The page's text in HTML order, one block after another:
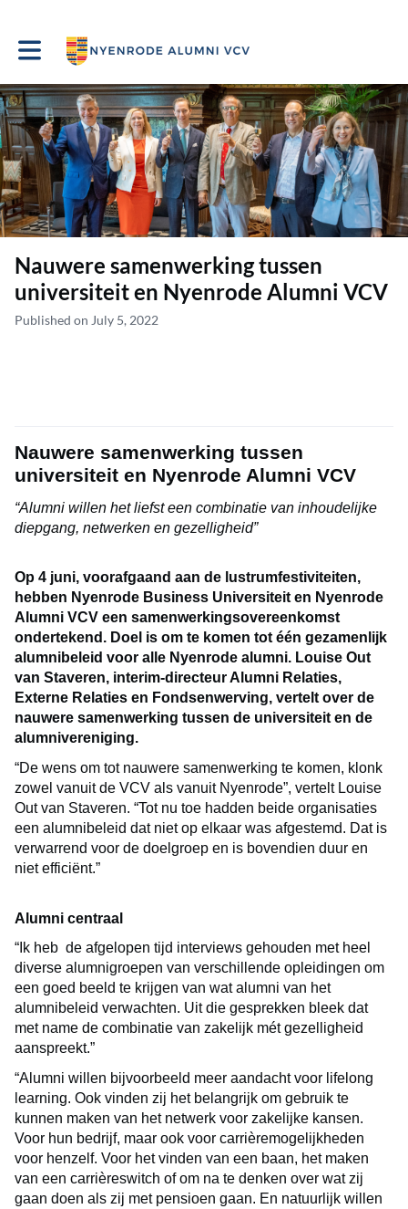
Toggle main navigation
Nauwere samenwerking tussen
universiteit en Nyenrode Alumni VCV
Published on July 5, 2022
Nauwere samenwerking tussen
universiteit en Nyenrode Alumni VCV
“Alumni willen het liefst een combinatie van inhoudelijke
diepgang, netwerken en gezelligheid”
Op 4 juni, voorafgaand aan de lustrumfestiviteiten,
hebben Nyenrode Business Universiteit en Nyenrode
Alumni VCV een samenwerkingsovereenkomst
ondertekend. Doel is om te komen tot één gezamenlijk
alumnibeleid voor alle Nyenrode alumni. Louise Out
van Staveren, interim-directeur Alumni Relaties,
Externe Relaties en Fondsenwerving, vertelt over de
nauwere samenwerking tussen de universiteit en de
alumnivereniging.
“De wens om tot nauwere samenwerking te komen, klonk
zowel vanuit de VCV als vanuit Nyenrode”, vertelt Louise
Out van Staveren. “Tot nu toe hadden beide organisaties
een alumnibeleid dat niet op elkaar was afgestemd. Dat is
verwarrend voor de doelgroep en is bovendien duur en
niet efficiënt.”
Alumni centraal
“Ik heb de afgelopen tijd interviews gehouden met heel
diverse alumnigroepen van verschillende opleidingen om
een goed beeld te krijgen van wat alumni van het
alumnibeleid verwachten. Uit die gesprekken bleek dat
met name de combinatie van zakelijk mét gezelligheid
aanspreekt.”
“Alumni willen bijvoorbeeld meer aandacht voor lifelong
learning. Ook vinden zij het belangrijk om gebruik te
kunnen maken van het netwerk voor zakelijke kansen.
Voor hun bedrijf, maar ook voor carrièremogelijkheden
voor henzelf. Voor het vinden van een baan, het maken
van een carrièreswitch of om na te denken over wat zij
gaan doen als zij met pensioen gaan. En natuurlijk willen